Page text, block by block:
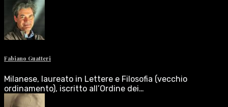
Fabiano Guatteri
Milanese, laureato in Lettere e Filosofia (vecchio
ordinamento), iscritto all’Ordine dei…